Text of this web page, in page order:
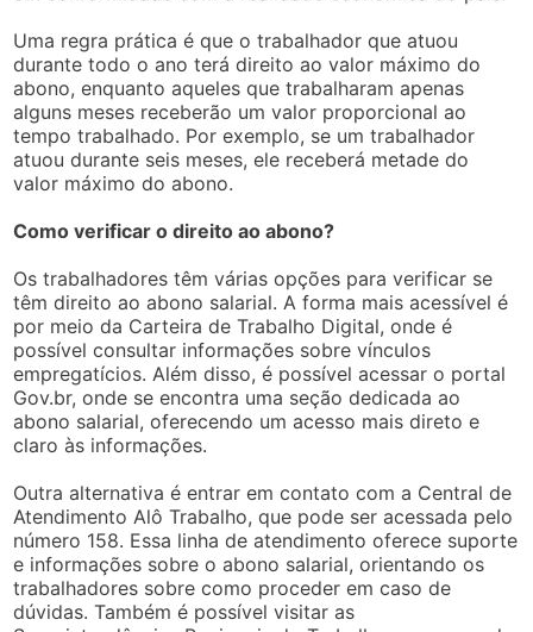
Uma regra prática é que o trabalhador que atuou
durante todo o ano terá direito ao valor máximo do
abono, enquanto aqueles que trabalharam apenas
alguns meses receberão um valor proporcional ao
tempo trabalhado. Por exemplo, se um trabalhador
atuou durante seis meses, ele receberá metade do
valor máximo do abono.
Como verificar o direito ao abono?
Os trabalhadores têm várias opções para verificar se
têm direito ao abono salarial. A forma mais acessível é
por meio da Carteira de Trabalho Digital, onde é
possível consultar informações sobre vínculos
empregatícios. Além disso, é possível acessar o portal
Gov.br, onde se encontra uma seção dedicada ao
abono salarial, oferecendo um acesso mais direto e
claro às informações.
Outra alternativa é entrar em contato com a Central de
Atendimento Alô Trabalho, que pode ser acessada pelo
número 158. Essa linha de atendimento oferece suporte
e informações sobre o abono salarial, orientando os
trabalhadores sobre como proceder em caso de
dúvidas. Também é possível visitar as